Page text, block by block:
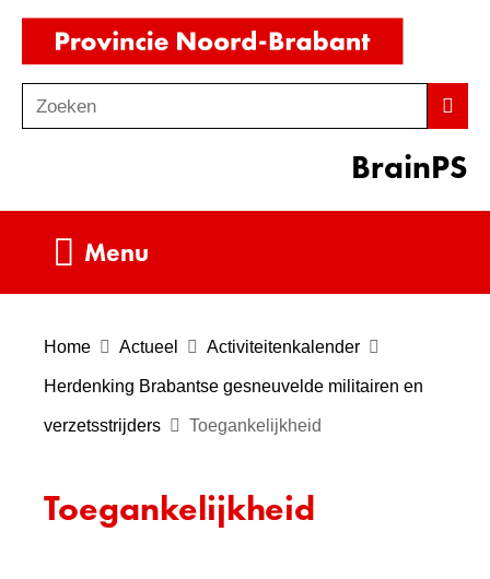
Ga
de
inhoud
o
Zoeken
BrainPS
Menu
Home Actueel Activiteitenkalender
Herdenking Brabantse gesneuvelde militairen en
verzetsstrijders Toegankelijkheid
Toegankelijkheid